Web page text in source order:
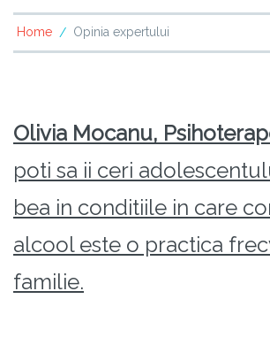
Home / Opinia expertului
Olivia Mocanu,
poti sa ii ceri
bea in conditiile in care
alcool este o practica
familie.